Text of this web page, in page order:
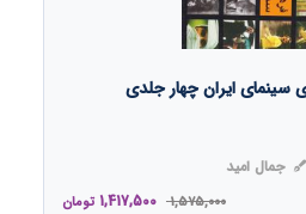
سینمای ایران چهار جلدی
جمال امید
1,575,000
1,417,500 تومان